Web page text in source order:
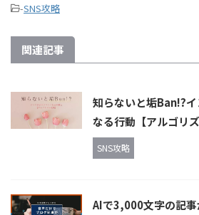
-SNS攻略
関連記事
知らないと垢Ban!?
なる行動【アルゴリズ
SNS攻略
AIで3,000文字の記事